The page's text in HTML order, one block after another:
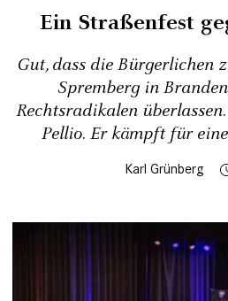
Ein Straßenfest
Gut, dass die Bürgerlichen
Spremberg in
Rechtsradikalen
Pellio. Er kämpft für
Karl Grünberg